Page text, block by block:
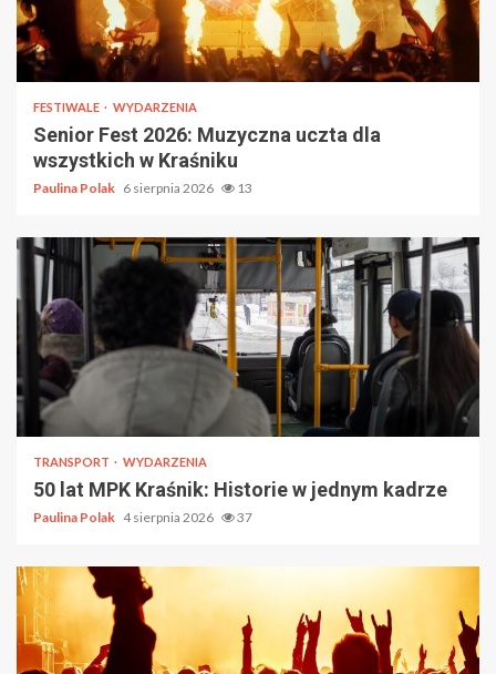
FESTIWALE WYDARZENIA
Senior Fest 2026: Muzyczna uczta dla
wszystkich w Kraśniku
Paulina Polak 6 sierpnia 2026 13
TRANSPORT WYDARZENIA
50 lat MPK Kraśnik: Historie w jednym kadrze
Paulina Polak 4 sierpnia 2026 37